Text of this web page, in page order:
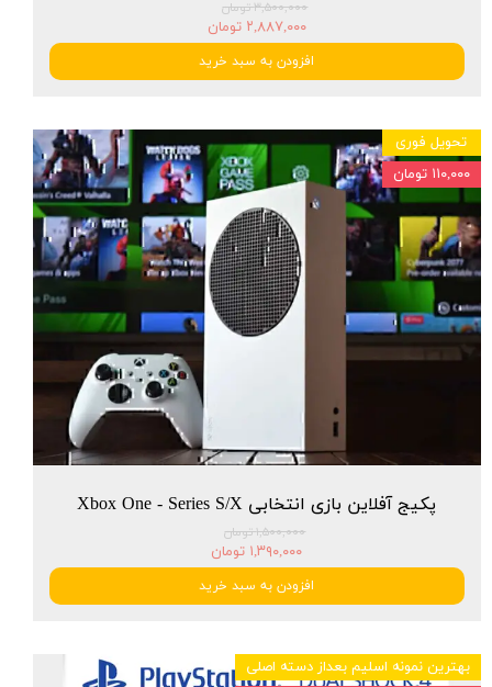
۳,۵۰۰,۰۰۰ تومان
۲,۸۸۷,۰۰۰ تومان
افزودن به سبد خرید
پکیج آفلاین بازی انتخابی Xbox One - Series S/X
۱,۵۰۰,۰۰۰ تومان
۱,۳۹۰,۰۰۰ تومان
افزودن به سبد خرید
تحویل فوری
۱۱۰,۰۰۰ تومان
بهترین نمونه اسلیم بعداز دسته اصلی